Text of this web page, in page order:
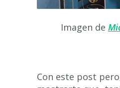
Imagen de
Con este post